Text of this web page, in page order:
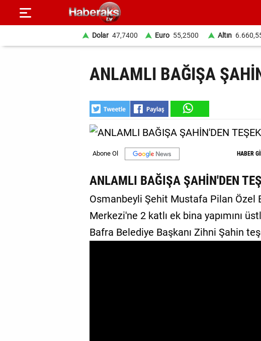
Dolar 47,7400 Euro 55,2500 Altın
ANLAMLI BAĞIŞA
HABER
ANLAMLI BAĞIŞA ŞAHİN'DEN
Osmanbeyli Şehit Mustafa Pilan Özel
Merkezi'ne 2 katlı ek bina yapımını
Bafra Belediye Başkanı Zihni Şahin